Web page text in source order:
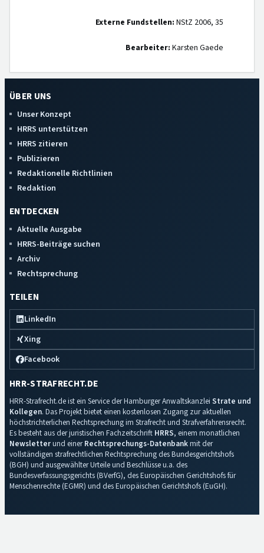
Externe Fundstellen: NStZ 2006, 35
Bearbeiter: Karsten Gaede
ÜBER UNS
Unser Konzept
HRRS unterstützen
HRRS zitieren
Publizieren
Redaktionelle Richtlinien
Redaktion
ENTDECKEN
Aktuelle Ausgabe
HRRS-Beiträge suchen
Archiv
Rechtsprechung
TEILEN
LinkedIn
Xing
Facebook
HRR-STRAFRECHT.DE
HRR-Strafrecht.de ist ein Service der Hamburger Anwaltskanzlei Strate und
Kollegen. Das Projekt bietet einen kostenlosen Zugang zur aktuellen
höchstrichterlichen Rechtsprechung im Strafrecht und Strafverfahrensrecht.
Es besteht aus der juristischen Fachzeitschrift HRRS, einem monatlichen
Newsletterund einerRechtsprechungs-Datenbankmit der
vollständigen strafrechtlichen Rechtsprechung des Bundesgerichtshofs
(BGH) und ausgewählter Urteile und Beschlüsse u.a. des
Bundesverfassungsgerichts (BVerfG), des Europäischen Gerichtshofs für
Menschenrechte (EGMR) und des Europäischen Gerichtshofs (EuGH).